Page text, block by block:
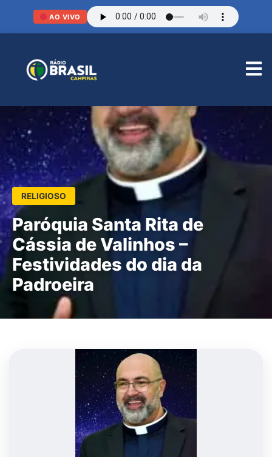
AO VIVO
RELIGIOSO
Paróquia Santa Rita de
Cássia de Valinhos –
Festividades do dia da
Padroeira